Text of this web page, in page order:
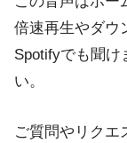
倍速再生やダウ
Spotifyでも聞け
い。
ご質問やリクエ